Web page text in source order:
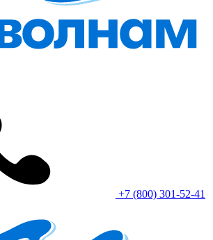
+7 (800) 301-52-41